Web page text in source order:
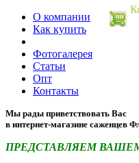
О компании
Как купить
Фотогалерея
Статьи
Опт
Контакты
Мы рады приветствовать Вас
в интернет-магазине саженцев
ПРЕДСТАВЛЯЕМ